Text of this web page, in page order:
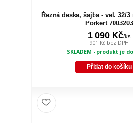
Řezná deska, šajba - vel. 32/
Porkert 7003203
1 090 Kč/ks
901 Kč bez DPH
SKLADEM - produkt je
Přidat do košíku